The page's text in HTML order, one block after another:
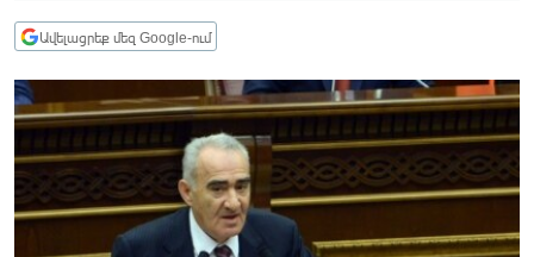
ՂԱՐԱԲԱՂ
ՏԱՐԱԾԱՇՐՋԱՆ
ՄԻՋԱԶԳԱՅԻՆ
ՄՇԱԿՈՒՅԹ
Ավելացրեք մեզ Google-ում